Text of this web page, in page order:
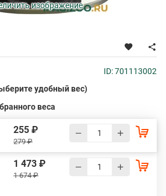
изображение
ID: 701113002
удобный вес)
веса
255 ₽
279 ₽
1 473 ₽
1 674 ₽